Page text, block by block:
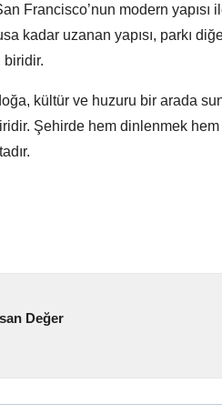
Francisco’nun modern
kadar uzanan yapısı, parkı
kültür ve huzuru bir arada
Şehirde hem dinlenmek
Değer